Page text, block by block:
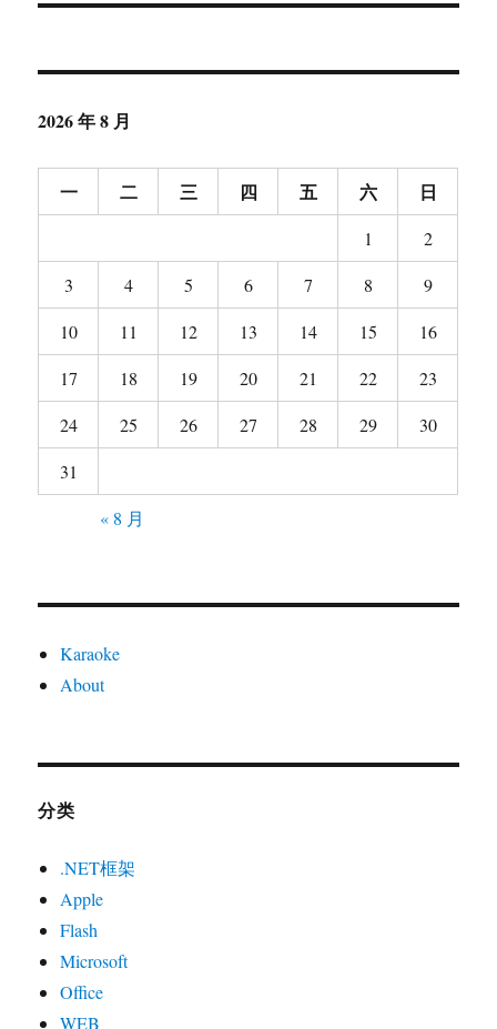
文
2026 年 8 月
一 二 三 四 五 六 日
1
2
3
4 5 6 7 8
9
10
11 12 13 14 15
16
17
18 19 20 21 22
23
24
25 26 27 28 29
30
31
« 8 月
Karaoke
About
分类
.NET框架
Apple
Flash
Microsoft
Office
WEB